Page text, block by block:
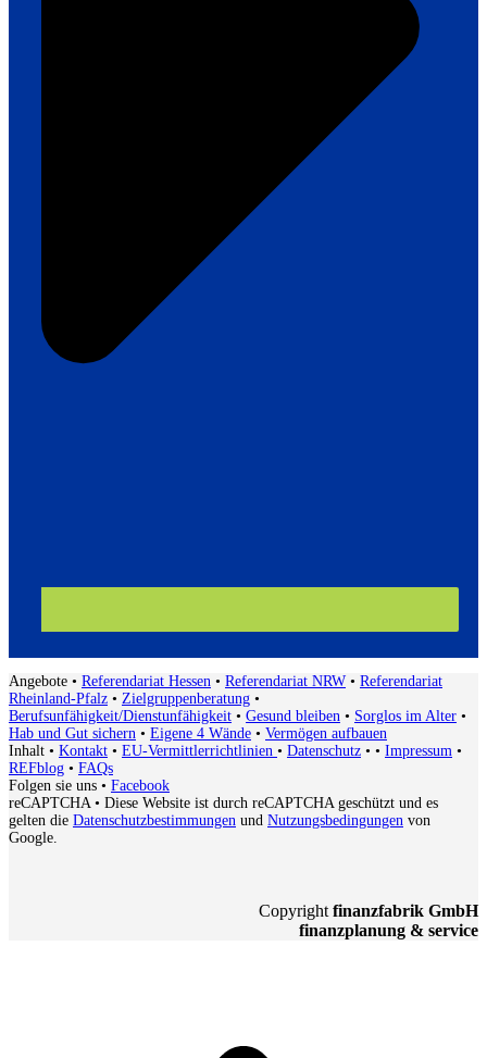
Angebote • Referendariat Hessen • Referendariat NRW • Referendariat
Rheinland-Pfalz • Zielgruppenberatung •
Berufsunfähigkeit/Dienstunfähigkeit • Gesund bleiben • Sorglos im Alter •
Hab und Gut sichern • Eigene 4 Wände • Vermögen aufbauen
Inhalt • Kontakt • EU-Vermittlerrichtlinien • Datenschutz • • Impressum •
REFblog • FAQs
Folgen sie uns • Facebook
reCAPTCHA • Diese Website ist durch reCAPTCHA geschützt und es
gelten die Datenschutzbestimmungen und Nutzungsbedingungen von
Google.
Copyrightfinanzfabrik GmbH
finanzplanung & service